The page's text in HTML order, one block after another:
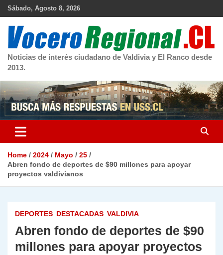
Skip
Sábado, Agosto 8, 2026
Noticias de interés ciudadano de Valdivia y El Ranco desde
2013.
Home 2024 Mayo
25
Abren fondo de deportes de $90 millones para apoyar
proyectos valdivianos
DEPORTES DESTACADAS VALDIVIA
Abren fondo de deportes de $90
millones para apoyar proyectos